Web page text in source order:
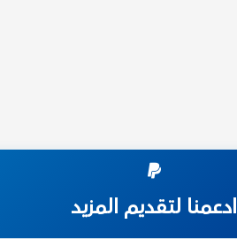
ادعمنا لتقديم المزيد